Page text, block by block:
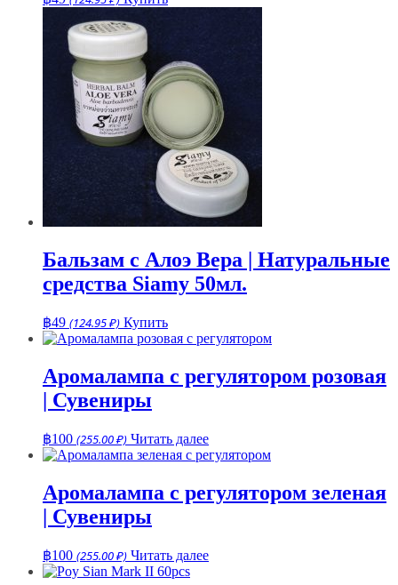
Бальзам с Алоэ Вера | Натуральные
средства Siamy 50мл.
฿49 (124.95 ₽) Купить
Аромалампа с регулятором розовая
| Сувениры
฿100 (255.00 ₽) Читать далее
Аромалампа с регулятором зеленая
| Сувениры
฿100 (255.00 ₽) Читать далее